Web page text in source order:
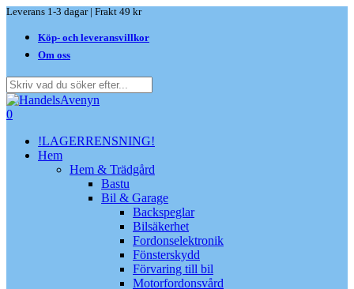
Skip
main
content
Leverans 1-3 dagar | Frakt 49 kr
Köp- och leveransvillkor
Om oss
Close
Search
search
0
!LAGERRENSNING!
Hem
Hem & Trädgård
Bastu
Bil & Garage
Backspeglar
Bilsäkerhet
Fordonselektronik
Fönsterskydd
Förvaring till bil
Motorfordonsvård